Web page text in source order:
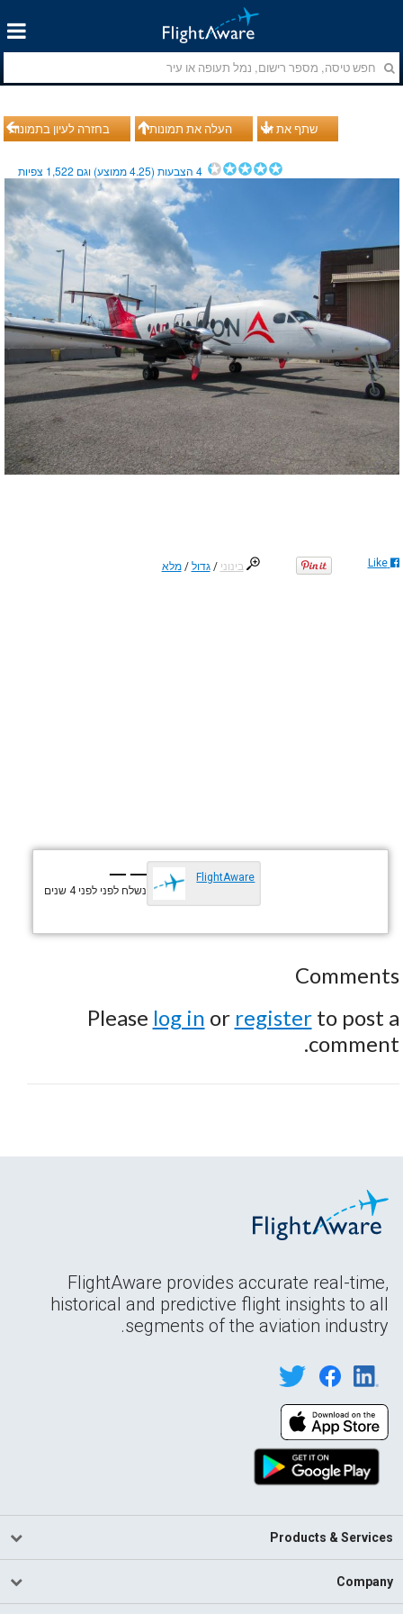
בחזרה לעיון בתמונות העלה את תמונותיך שתף את זה
4הצבעות (4.25ממוצע) וגם 1,522 צפיות
בינוני /גדול /מלא Like
— —
נשלח לפני לפני 4 שנים
FlightAware
Comments
Please log in or registerto post a
comment.
FlightAware provides accurate real-time,
historical and predictive flight insights to all
segments of the aviation industry.
Products & Services
Company